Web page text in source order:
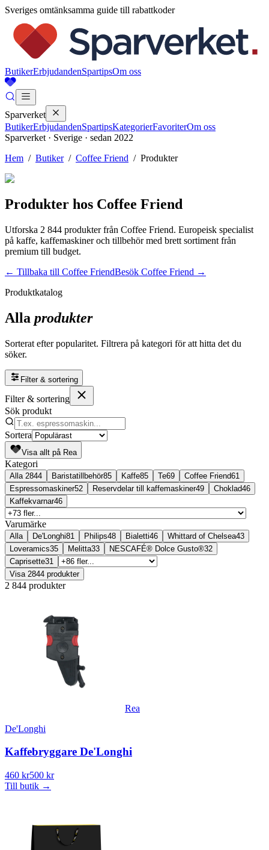
Sveriges omtänksamma guide till rabattkoder
ButikerErbjudandenSpartipsOm oss
Sparverket
ButikerErbjudandenSpartipsKategorierFavoriterOm oss
Sparverket · Sverige · sedan 2022
Hem / Butiker/ Coffee Friend / Produkter
Produkter hos Coffee Friend
Utforska 2 844 produkter från Coffee Friend. Europeisk specialist
på kaffe, kaffemaskiner och tillbehör med brett sortiment från
premium till budget.
← Tillbaka till Coffee FriendBesök Coffee Friend →
Produktkatalog
Alla produkter
Sorterat efter popularitet. Filtrera på kategori för att hitta det du
söker.
Filter & sortering
Filter & sortering
Sök produkt
Sortera
Visa allt på Rea
Kategori
Alla 2844 Baristatillbehör85 Kaffe85 Te69 Coffee Friend61
Espressomaskiner52 Reservdelar till kaffemaskiner49 Choklad46
Kaffekvarnar46
Varumärke
Alla De'Longhi81 Philips48 Bialetti46 Whittard of Chelsea43
Loveramics35 Melitta33 NESCAFÉ® Dolce Gusto®32
Caprisette31
Visa 2844 produkter
2 844 produkter
Rea
De'Longhi
Kaffebryggare De'Longhi
460 kr500 kr
Till butik →